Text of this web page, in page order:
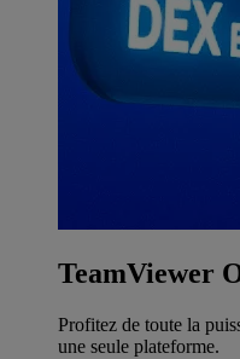
TeamViewer
Profitez de toute la
une seule plateforme.